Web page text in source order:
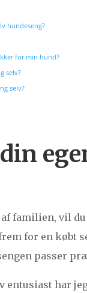
hundeseng?
for min hund?
selv?
selv?
familien, vil
for en købt
passer
entusiast har